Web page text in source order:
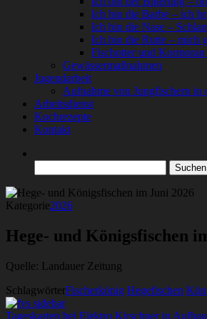
Ich bin die Barbe – ich
Ich bin die Nase –
Ich bin die Rutte – mich
Fischotter und
Gewässermaßnahmen
Jugendarbeit
Aufnahme von Jungfischern in
Arbeitsdienst
Kochrezepte
Kontakt
nach:
Kategorie2026
Hege- und Königsfischen
Quelle: Landauer Zeitung
SchlagwörterFischerkönig Hegefischen
Tageskarten bei Elektro Kirschner in